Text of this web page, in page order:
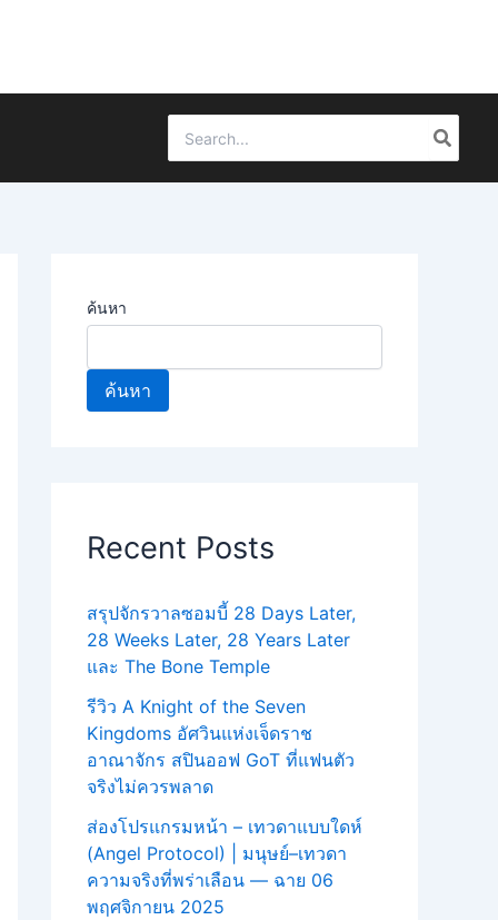
for:
ค้นหา
ค้นหา
Recent Posts
สรุปจักรวาลซอมบี้ 28 Days Later,
28 Weeks Later, 28 Years Later
และ The Bone Temple
รีวิว A Knight of the Seven
Kingdoms อัศวินแห่งเจ็ดราช
อาณาจักร สปินออฟ GoT ที่แฟนตัว
จริงไม่ควรพลาด
ส่องโปรแกรมหน้า – เทวดาแบบใดห์
(Angel Protocol) | มนุษย์–เทวดา
ความจริงที่พร่าเลือน — ฉาย 06
พฤศจิกายน 2025